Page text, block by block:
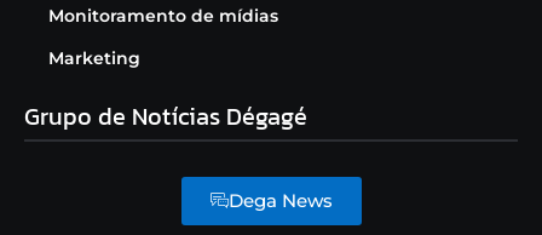
Monitoramento de mídias
Marketing
Grupo de Notícias Dégagé
Dega News